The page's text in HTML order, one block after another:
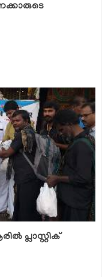
പ്ലാസ്റ്റിക്